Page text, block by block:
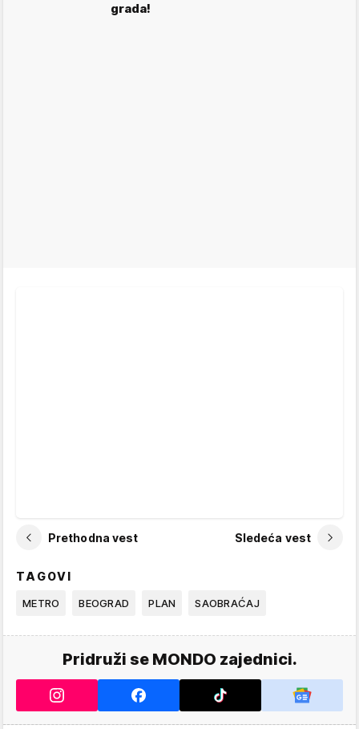
grada!
Prethodna vest Sledeća vest
TAGOVI
METRO BEOGRAD PLAN SAOBRAĆAJ
Pridruži se MONDO zajednici.